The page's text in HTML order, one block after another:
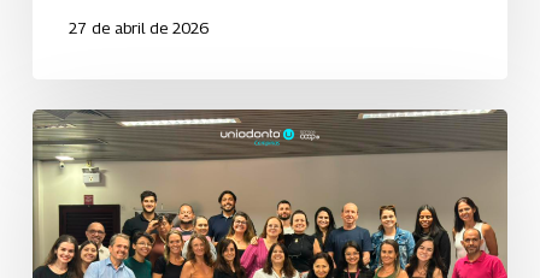
27 de abril de 2026
Dental
Uniodonto
Campinas
promove
curso